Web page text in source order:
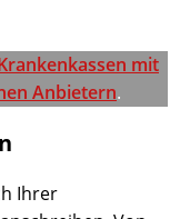
mit
Anbietern.
Ihrer